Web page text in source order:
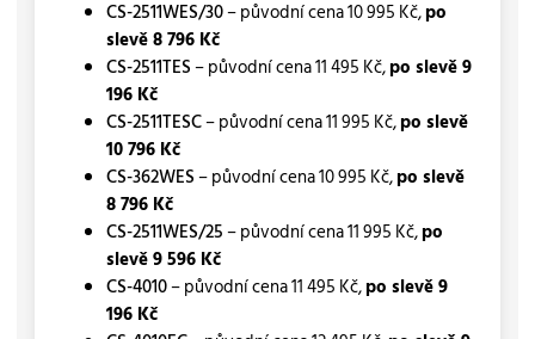
CS-2511WES/30– původní cena 10 995 Kč,po
slevě 8 796 Kč
CS-2511TES– původní cena 11 495 Kč,po slevě 9
196 Kč
CS-2511TESC– původní cena 11 995 Kč,po slevě
10 796 Kč
CS-362WES– původní cena 10 995 Kč,po slevě
8 796 Kč
CS-2511WES/25– původní cena 11 995 Kč,po
slevě 9 596 Kč
CS-4010– původní cena 11 495 Kč,po slevě 9
196 Kč